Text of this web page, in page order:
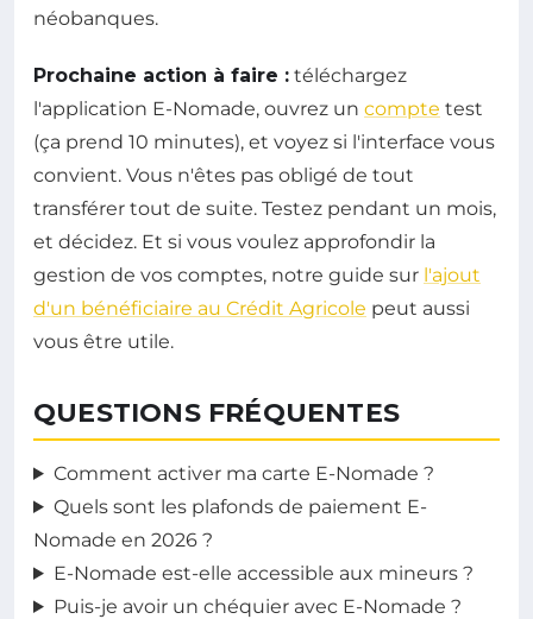
néobanques.
Prochaine action à faire : téléchargez
l'application E-Nomade, ouvrez un compte test
(ça prend 10 minutes), et voyez si l'interface vous
convient. Vous n'êtes pas obligé de tout
transférer tout de suite. Testez pendant un mois,
et décidez. Et si vous voulez approfondir la
gestion de vos comptes, notre guide sur l'ajout
d'un bénéficiaire au Crédit Agricole peut aussi
vous être utile.
QUESTIONS FRÉQUENTES
Comment activer ma carte E-Nomade ?
Quels sont les plafonds de paiement E-
Nomade en 2026 ?
E-Nomade est-elle accessible aux mineurs ?
Puis-je avoir un chéquier avec E-Nomade ?